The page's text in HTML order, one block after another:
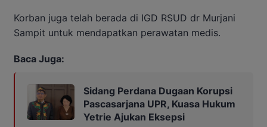
Korban juga telah berada di IGD RSUD dr Murjani
Sampit untuk mendapatkan perawatan medis.
Baca Juga:
Sidang Perdana Dugaan Korupsi
Pascasarjana UPR, Kuasa Hukum
Yetrie Ajukan Eksepsi